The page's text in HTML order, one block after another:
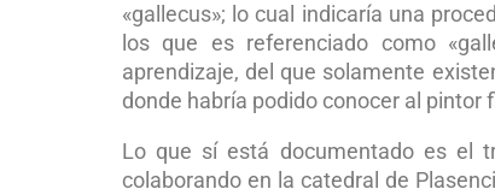
«gallecus»; lo cual indicaría una
los que es referenciado como
aprendizaje, del que solamente
donde habría podido conocer al pintor
Lo que sí está documentado es el
colaborando en la catedral de